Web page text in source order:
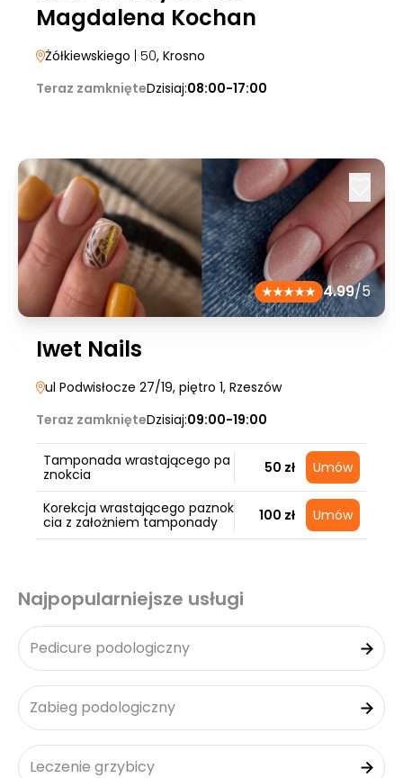
Magdalena Kochan
Żółkiewskiego | 50, Krosno
Teraz zamknięteDzisiaj:08:00-17:00
4.99/5
Iwet Nails
ul Podwisłocze 27/19, piętro 1, Rzeszów
Teraz zamknięteDzisiaj:09:00-19:00
Tamponada wrastającego pa
znokcia
50 zł Umów
Korekcja wrastającego paznok
cia z założniem tamponady
100 zł Umów
Najpopularniejsze usługi
Pedicure podologiczny
Zabieg podologiczny
Leczenie grzybicy